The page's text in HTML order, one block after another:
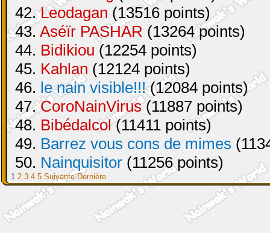
42.Leodagan (13516 points)
43. Aséïr PASHAR (13264 points)
44. Bidikiou (12254 points)
45. Kahlan (12124 points)
46. le nain visible!!!(12084 points)
47.CoroNainVirus(11887 points)
48. Bibédalcol(11411 points)
49. Barrez vous cons de mimes
50. Nainquisitor (11256 points)
1 2 3 4 5 Suivante Dernière